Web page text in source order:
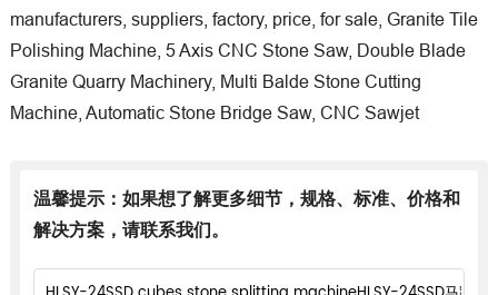
manufacturers, suppliers, factory, price, for sale, Granite Tile
Polishing Machine, 5 Axis CNC Stone Saw, Double Blade
Granite Quarry Machinery, Multi Balde Stone Cutting
Machine, Automatic Stone Bridge Saw, CNC Sawjet
温馨提示：如果想了解更多细节，规格、标准、价格和
解决方案，请联系我们。